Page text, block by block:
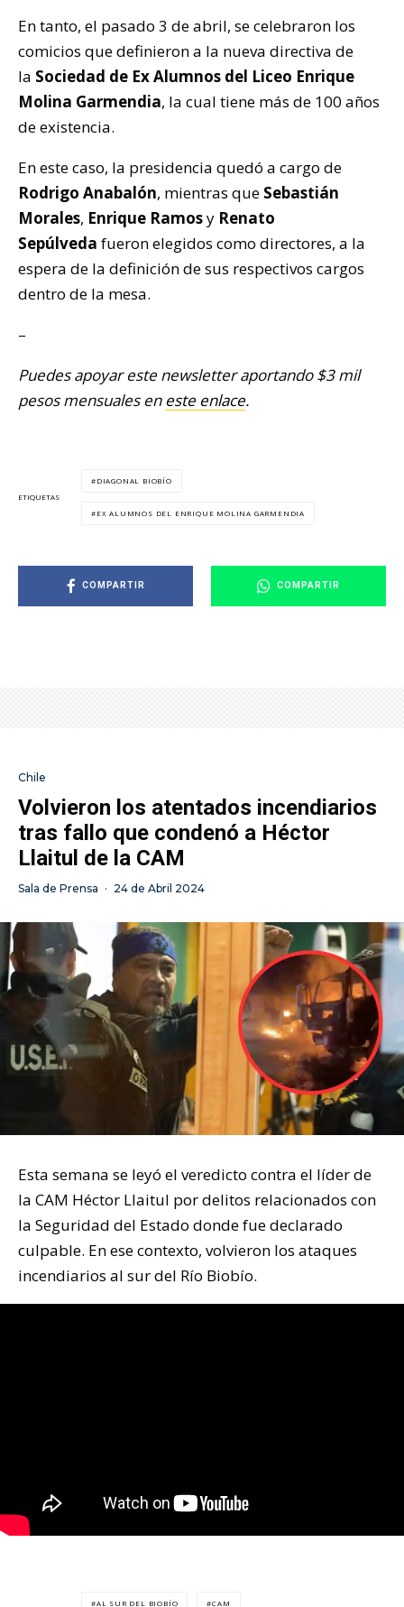
En tanto, el pasado 3 de abril, se celebraron los
comicios que definieron a la nueva directiva de
la Sociedad de Ex Alumnos del Liceo Enrique
Molina Garmendia, la cual tiene más de 100 años
de existencia.
En este caso, la presidencia quedó a cargo de
Rodrigo Anabalón, mientras que Sebastián
Morales, Enrique Ramosy Renato
Sepúlveda fueron elegidos como directores, a la
espera de la definición de sus respectivos cargos
dentro de la mesa.
–
Puedes apoyar este newsletter aportando $3 mil
pesos mensuales en este enlace.
ETIQUETAS
DIAGONAL BIOBÍO
EX ALUMNOS DEL ENRIQUE MOLINA GARMENDIA
COMPARTIR COMPARTIR
Chile
Volvieron los atentados incendiarios
tras fallo que condenó a Héctor
Llaitul de la CAM
Sala de Prensa · 24 de Abril 2024
Esta semana se leyó el veredicto contra el líder de
la CAM Héctor Llaitul por delitos relacionados con
la Seguridad del Estado donde fue declarado
culpable. En ese contexto, volvieron los ataques
incendiarios al sur del Río Biobío.
AL SUR DEL BIOBÍO CAM